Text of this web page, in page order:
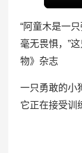
“阿童木是一
毫无畏惧，”这
物》杂志
一只勇敢的小
它正在接受训